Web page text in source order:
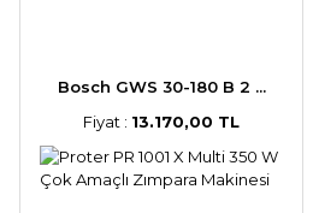
Bosch GWS 30-180 B 2 ...
Fiyat : 13.170,00 TL